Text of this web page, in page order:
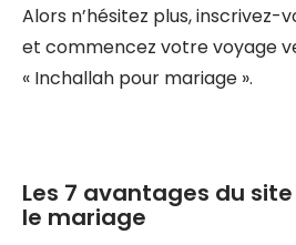
Alors n’hésitez plus, inscrivez-
et commencez votre voyage
« Inchallah pour mariage ».
Les 7 avantages du
le mariage